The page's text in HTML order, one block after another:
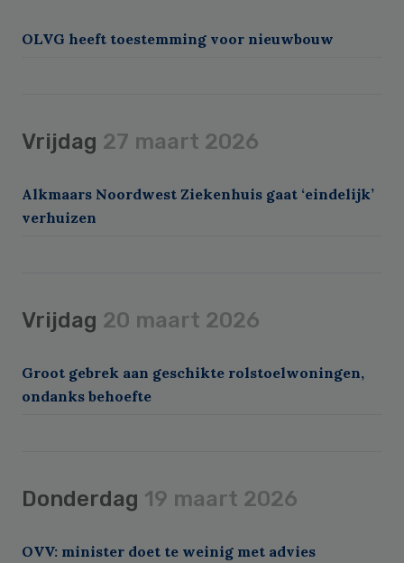
OLVG heeft toestemming voor nieuwbouw
Vrijdag 27 maart 2026
Alkmaars Noordwest Ziekenhuis gaat ‘eindelijk’
verhuizen
Vrijdag 20 maart 2026
Groot gebrek aan geschikte rolstoelwoningen,
ondanks behoefte
Donderdag 19 maart 2026
OVV: minister doet te weinig met advies